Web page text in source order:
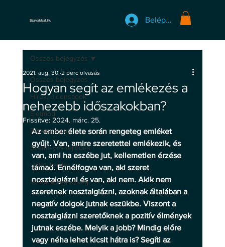
Szavakkal.hu Belépés
Összes bejegyzés
Hírek, újdonságok
Életmód
Párkapcsolat
Személyes fejlődés
Üzlet, karrier
Mentális egészség
Összes bejegyzés
Hogyan segít az emlékezés a
nehezebb időszakokban?
2021. aug. 30. 2 perc olvasás
Frissítve: 2024. márc. 25.
Az ember élete során rengeteg emléket
gyűjt. Van, amire szeretettel emlékezik, és
van, ami ha eszébe jut, kellemetlen érzése
támad. Ennélfogva van, aki szeret
nosztalgiázni és van, aki nem. Akik nem
szeretnek nosztalgiázni, azoknak általában a
negatív dolgok jutnak eszükbe. Viszont a
nosztalgiázni szeretőknek a pozitív élmények
jutnak eszébe. Melyik a jobb? Mindig előre
vagy néha lehet kicsit hátra is? Segíti az